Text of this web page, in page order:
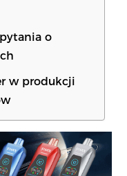
o
w produkcji